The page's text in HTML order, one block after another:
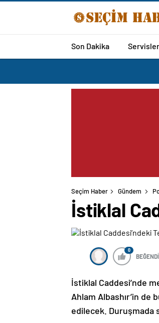
Son Dakika Servisler
Seçim Haber Gündem
İstiklal
0
İstiklal Caddesi’nde
Ahlam Albashır’in de
edilecek. Duruşmada